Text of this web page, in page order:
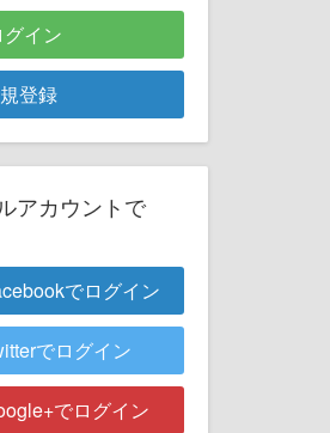
グイン
登録
アカウントで
でログイン
でログイン
でログイン